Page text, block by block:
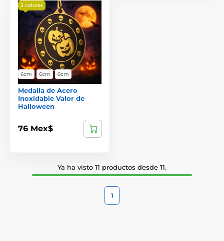
3 colores
6cm 6cm 6cm
Medalla de Acero
Inoxidable Valor de
Halloween
76 Mex$
Ya ha visto 11 productos desde 11.
1